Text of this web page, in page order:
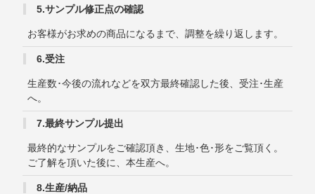
5.サンプル修正点の確認
お客様がお求めの商品になるまで、調整を繰り返します。
6.受注
生産数･今後の流れなどを双方最終確認した後、受注･生産
へ。
7.最終サンプル提出
最終的なサンプルをご確認頂き、生地･色･形をご覧頂く。
ご了解を頂いた後に、本生産へ。
8.生産/納品